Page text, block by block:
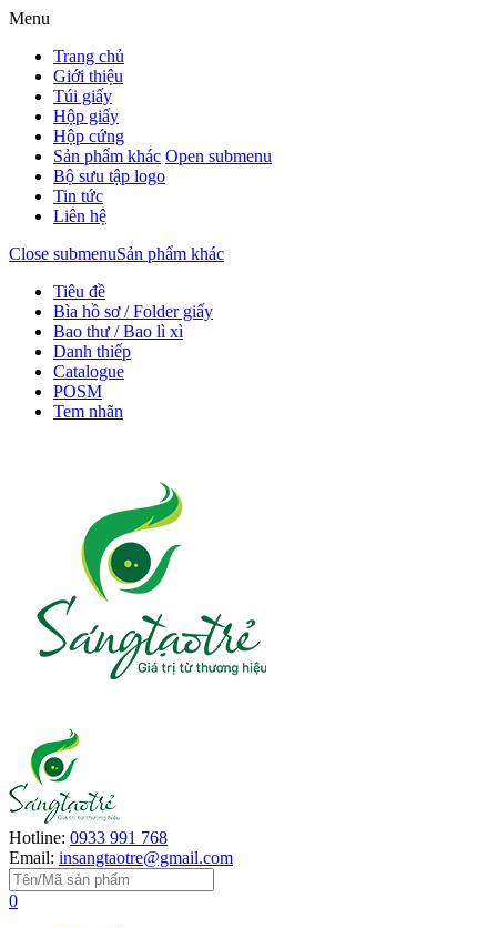
Menu
Trang chủ
Giới thiệu
Túi giấy
Hộp giấy
Hộp cứng
Sản phẩm khác Open submenu
Bộ sưu tập logo
Tin tức
Liên hệ
Close submenuSản phẩm khác
Tiêu đề
Bìa hồ sơ / Folder giấy
Bao thư / Bao lì xì
Danh thiếp
Catalogue
POSM
Tem nhãn
Hotline: 0933 991 768
Email: insangtaotre@gmail.com
0